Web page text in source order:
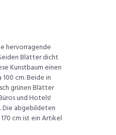
hervorragende
Blätter dicht
Kunstbaum einen
cm. Beide in
grünen Blätter
und Hotels!
Die abgebildeten
cm ist ein Artikel